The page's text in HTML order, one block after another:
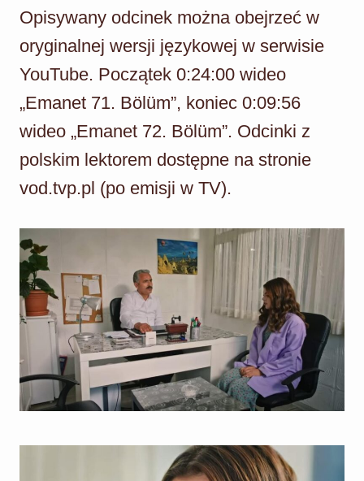
Opisywany odcinek można obejrzeć w
oryginalnej wersji językowej w serwisie
YouTube. Początek 0:24:00 wideo
„Emanet 71. Bölüm”, koniec 0:09:56
wideo „Emanet 72. Bölüm”. Odcinki z
polskim lektorem dostępne na stronie
vod.tvp.pl (po emisji w TV).